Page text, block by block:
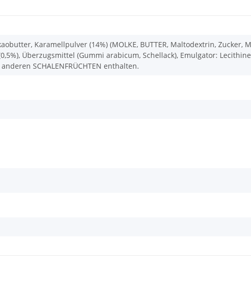
Karamellpulver (14%) (MOLKE, BUTTER, Maltodextrin, Zucker,
(0,5%), Überzugsmittel (Gummi arabicum, Schellack), Emulgator:
SCHALENFRÜCHTEN enthalten.